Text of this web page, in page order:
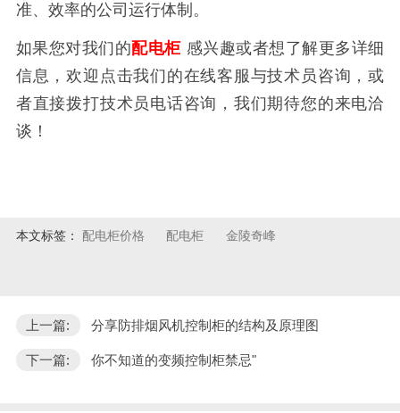
准、效率的公司运行体制。
如果您对我们的配电柜 感兴趣或者想了解更多详细
信息，欢迎点击我们的在线客服与技术员咨询，或
者直接拨打技术员电话咨询，我们期待您的来电洽
谈！
本文标签： 配电柜价格 配电柜 金陵奇峰
上一篇: 分享防排烟风机控制柜的结构及原理图
下一篇: 你不知道的变频控制柜禁忌"